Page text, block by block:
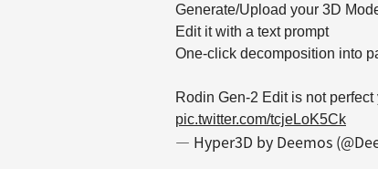
Generate/Upload your 3D
Edit it with a text prompt
One-click decomposition into
Rodin Gen-2 Edit is not
pic.twitter.com/tcjeLoK5Ck
— Hyper3D by Deemos